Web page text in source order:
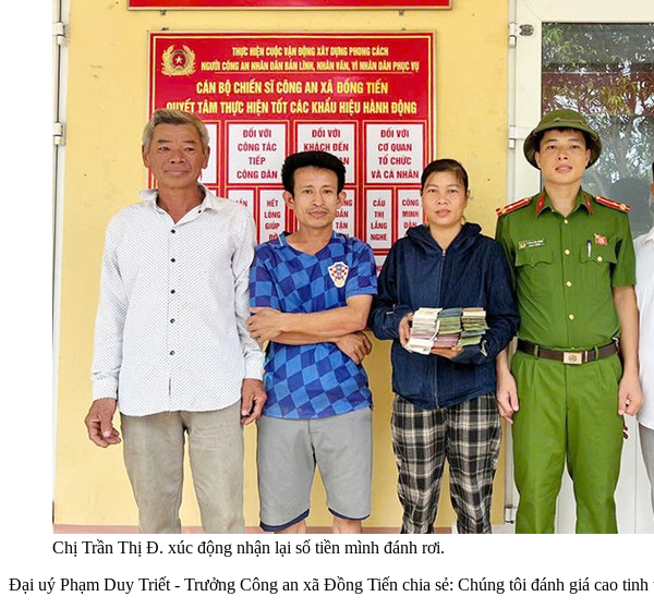
Chị Trần Thị Đ. xúc động nhận lại số tiền mình đánh rơi.
Đại uý Phạm Duy Triết - Trưởng Công an xã Đồng Tiến chia sẻ: Chúng tôi đánh giá cao